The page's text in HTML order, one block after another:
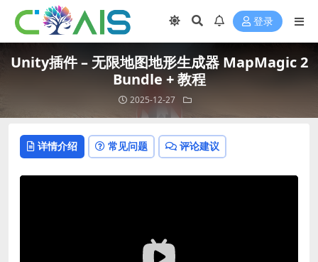
登录
Unity插件 – 无限地图地形生成器 MapMagic 2
Bundle + 教程
2025-12-27
详情介绍 常见问题 评论建议